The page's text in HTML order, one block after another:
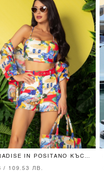
IN POSITANO КЪС
/ 109.53 ЛВ.